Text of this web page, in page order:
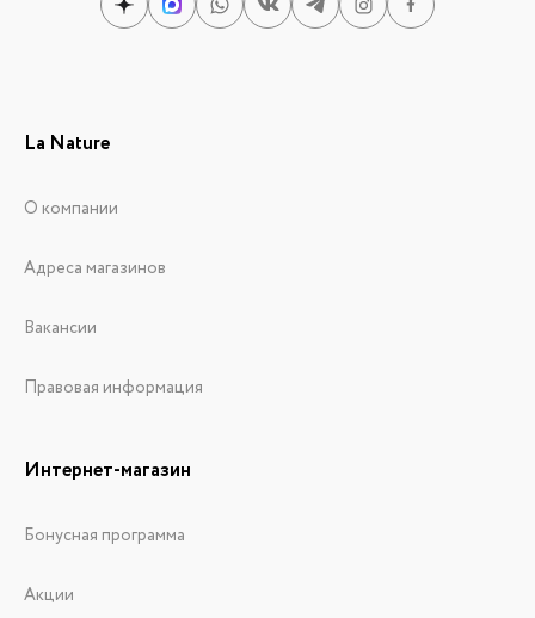
La Nature
О компании
Адреса магазинов
Вакансии
Правовая информация
Интернет-магазин
Бонусная программа
Акции